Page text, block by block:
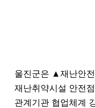
울진군은 ▲재난안
재난취약시설 안전
관계기관 협업체계